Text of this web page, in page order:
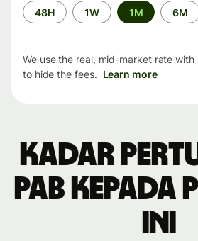
Time
period
48H 1W 1M 6M
We use the real, mid-market rate
to hide the fees. Learn more
Kadar
PAB kepada
ini